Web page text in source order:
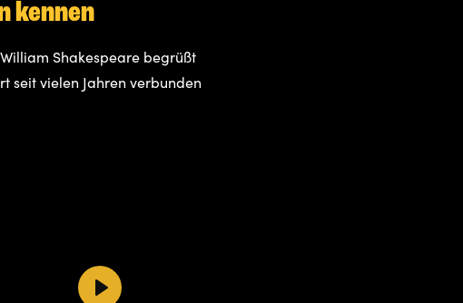
kennen
Shakespeare begrüßt
seit vielen Jahren verbunden